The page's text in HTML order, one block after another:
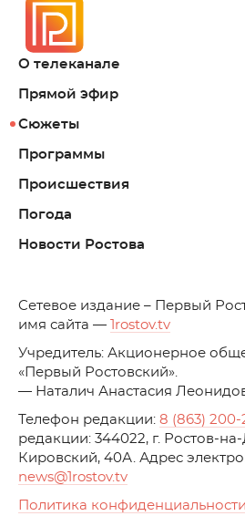
О телеканале
Прямой эфир
Сюжеты
Программы
Происшествия
Погода
Новости Ростова
Cетевое издание – Первый
имя сайта — 1rostov.tv
Учредитель: Акционерное
«Первый Ростовский».
— Наталич Анастасия
Телефон редакции: 8 (863) 200-
редакции: 344022, г. Ростов-
Кировский, 40А. Адрес
news@1rostov.tv
Политика